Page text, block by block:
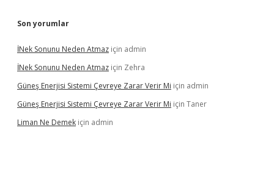
Son yorumlar
İNek Sonunu Neden Atmaz için admin
İNek Sonunu Neden Atmaz için Zehra
Güneş Enerjisi Sistemi Çevreye Zarar Verir Mi için admin
Güneş Enerjisi Sistemi Çevreye Zarar Verir Mi için Taner
Liman Ne Demek için admin